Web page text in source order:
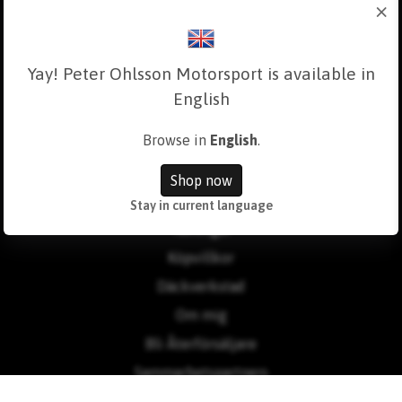
Kontakt
Köpvillkor
Däckverkstad
Om mig
Bli Återförsäljare
Sammarbetspartners
×
Yay! Peter Ohlsson Motorsport is available in
English
Browse in English.
Shop now
Stay in current language